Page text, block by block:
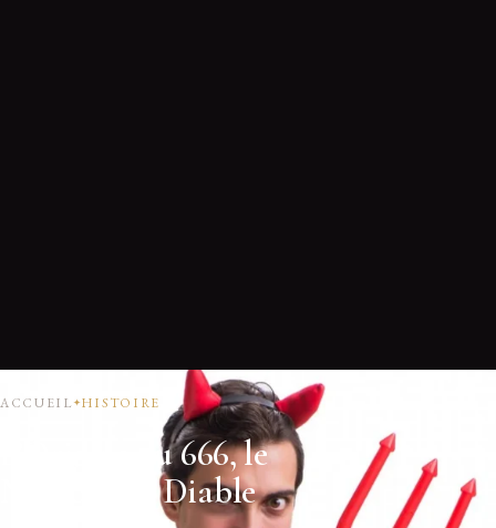
ACCUEIL HISTOIRE
L’Origine du 666, le
Nombre du Diable